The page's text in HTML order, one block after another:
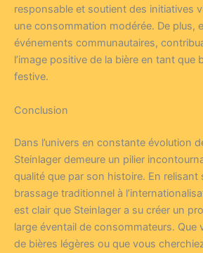
responsable et soutient des initiatives
une consommation modérée. De plus,
événements communautaires,
l’image positive de la bière en tant que
festive.
Conclusion
Dans l’univers en constante évolution
Steinlager demeure un pilier
qualité que par son histoire. En relisant
brassage traditionnel à
est clair que Steinlager a su créer un
large éventail de consommateurs. Que
de bières légères ou que vous